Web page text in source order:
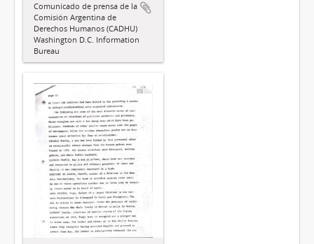
Comunicado de prensa de la
Comisión Argentina de
Derechos Humanos (CADHU)
Washington D.C. Information
Bureau